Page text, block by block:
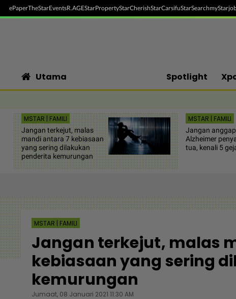
ePaperTheStarEventsR.AGEStarPropertyStarCherishStarCarsifuStarSearch
Utama Spotlight
MSTAR | FAMILI
Jangan terkejut, malas
mandi antara 7 kebiasaan
yang sering dilakukan
penderita kemurungan
MSTAR | FAMILI
Jangan anggap
Alzheimer
tua, kenali 5
MSTAR | FAMILI
Jangan terkejut, malas
kebiasaan yang sering
kemurungan
Jumaat, 08 Januari 2021 11:30 AM